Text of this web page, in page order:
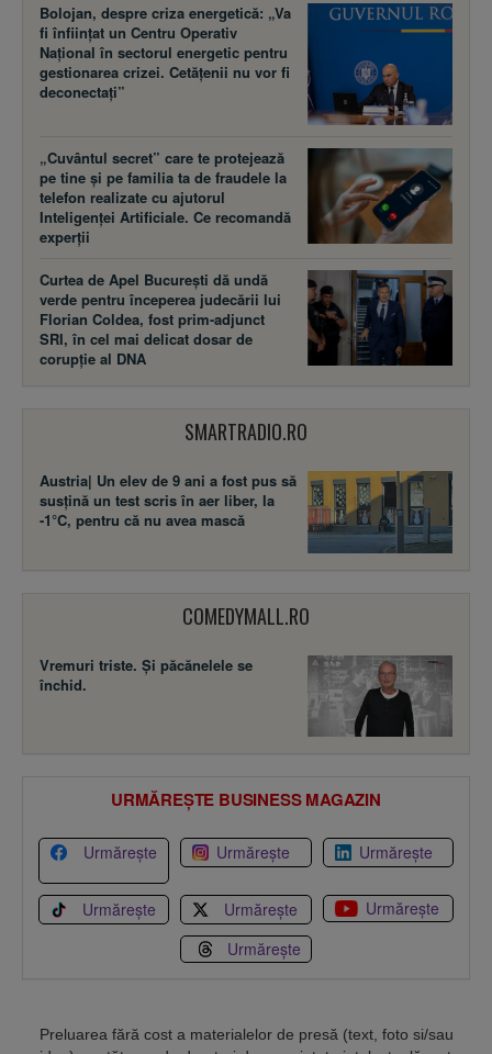
Bolojan, despre criza energetică: „Va
fi înființat un Centru Operativ
Național în sectorul energetic pentru
gestionarea crizei. Cetățenii nu vor fi
deconectați”
„Cuvântul secret” care te protejează
pe tine și pe familia ta de fraudele la
telefon realizate cu ajutorul
Inteligenței Artificiale. Ce recomandă
experții
Curtea de Apel București dă undă
verde pentru începerea judecării lui
Florian Coldea, fost prim-adjunct
SRI, în cel mai delicat dosar de
corupție al DNA
SMARTRADIO.RO
Austria| Un elev de 9 ani a fost pus să
susţină un test scris în aer liber, la
-1°C, pentru că nu avea mască
COMEDYMALL.RO
Vremuri triste. Şi păcănelele se
închid.
URMĂREȘTE BUSINESS MAGAZIN
Urmărește Urmărește Urmărește
Urmărește Urmărește
Urmărește
Urmărește
Preluarea fără cost a materialelor de presă (text, foto si/sau